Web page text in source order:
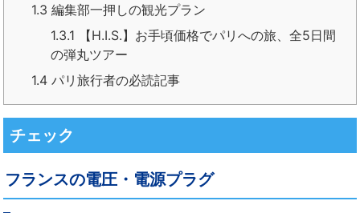
1.3 編集部一押しの観光プラン
1.3.1 【H.I.S.】お手頃価格でパリへの旅、全5日間
の弾丸ツアー
1.4 パリ旅行者の必読記事
チェック
フランスの電圧・電源プラグ